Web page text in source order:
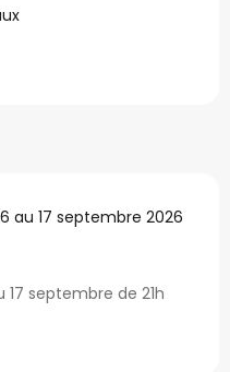
au 17 septembre 2026
17 septembre de 21h